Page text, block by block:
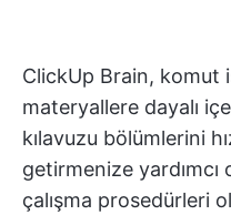
ClickUp Brain, komut
materyallere dayalı
kılavuzu bölümlerini
getirmenize
çalışma prosedürleri